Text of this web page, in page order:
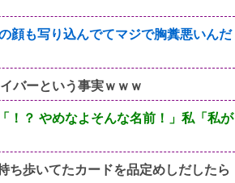
顔も写り込んでてマジで胸糞悪いんだ
バーという事実ｗｗｗ
！？ やめなよそんな名前！」私「私が
ち歩いてたカードを品定めしだしたら